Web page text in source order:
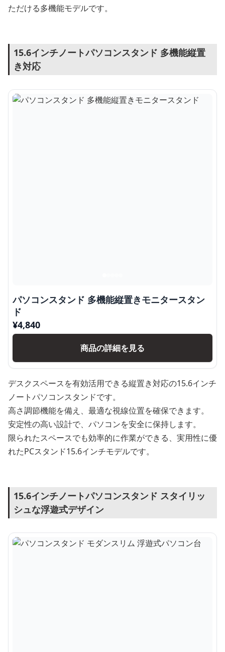
ただける多機能モデルです。
15.6インチノートパソコンスタンド 多機能縦置
き対応
パソコンスタンド 多機能縦置きモニタースタン
ド
¥4,840
商品の詳細を見る
デスクスペースを有効活用できる縦置き対応の15.6インチ
ノートパソコンスタンドです。
高さ調節機能を備え、最適な視線位置を確保できます。
安定性の高い設計で、パソコンを安全に保持します。
限られたスペースでも効率的に作業ができる、実用性に優
れたPCスタンド15.6インチモデルです。
15.6インチノートパソコンスタンド スタイリッ
シュな浮遊式デザイン